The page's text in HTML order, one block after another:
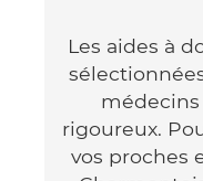
Les aides à
rigoureux.
vos proches